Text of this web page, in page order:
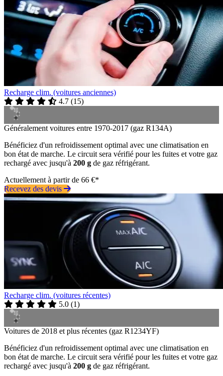
Recharge clim. (voitures anciennes)
4.7 (15)
Généralement voitures entre 1970-2017 (gaz R134A)
Bénéficiez d'un refroidissement optimal avec une climatisation en
bon état de marche. Le circuit sera vérifié pour les fuites et votre gaz
rechargé avec jusqu'à 200 g de gaz réfrigérant.
Actuellement à partir de 66 €*
Recevez des devis
Recharge clim. (voitures récentes)
5.0 (1)
Voitures de 2018 et plus récentes (gaz R1234YF)
Bénéficiez d'un refroidissement optimal avec une climatisation en
bon état de marche. Le circuit sera vérifié pour les fuites et votre gaz
rechargé avec jusqu'à 200 g de gaz réfrigérant.